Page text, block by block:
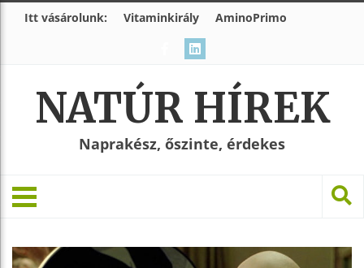
Itt vásárolunk: Vitaminkirály AminoPrimo
NATÚR HÍREK
Naprakész, őszinte, érdekes